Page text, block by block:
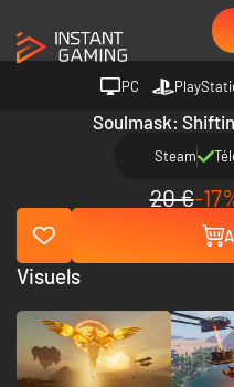
PC
Soulmask:
Steam
20 €-
Visuels